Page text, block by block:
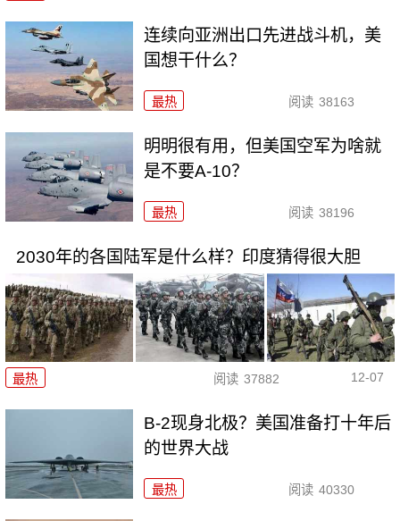
连续向亚洲出口先进战斗机，美
国想干什么？
最热 阅读 38163
明明很有用，但美国空军为啥就
是不要A-10？
最热 阅读 38196
2030年的各国陆军是什么样？印度猜得很大胆
最热 阅读 37882 12-07
B-2现身北极？美国准备打十年后
的世界大战
最热 阅读 40330